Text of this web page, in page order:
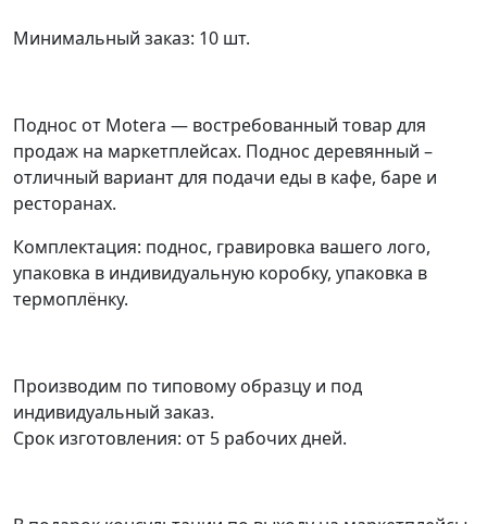
Минимальный заказ: 10 шт.
Поднос от Motera — востребованный товар для
продаж на маркетплейсах. Поднос деревянный –
отличный вариант для подачи еды в кафе, баре и
ресторанах.
Комплектация: поднос, гравировка вашего лого,
упаковка в индивидуальную коробку, упаковка в
термоплёнку.
Производим по типовому образцу и под
индивидуальный заказ.
Срок изготовления: от 5 рабочих дней.